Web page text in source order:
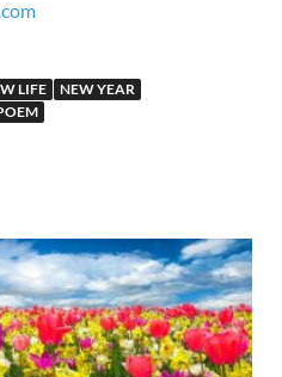
LIFE
NEW YEAR